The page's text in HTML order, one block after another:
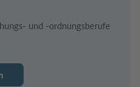
und -ordnungsberufe